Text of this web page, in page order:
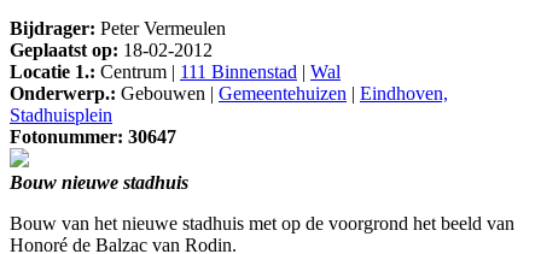
Bijdrager: Peter Vermeulen
Geplaatst op: 18-02-2012
Locatie 1.: Centrum | 111 Binnenstad | Wal
Onderwerp.: Gebouwen | Gemeentehuizen | Eindhoven,
Stadhuisplein
Fotonummer: 30647
Bouw nieuwe stadhuis
Bouw van het nieuwe stadhuis met op de voorgrond het beeld van
Honoré de Balzac van Rodin.